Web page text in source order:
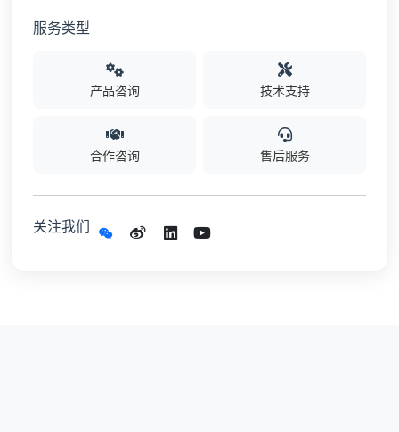
服务类型
产品咨询 技术支持
合作咨询 售后服务
关注我们